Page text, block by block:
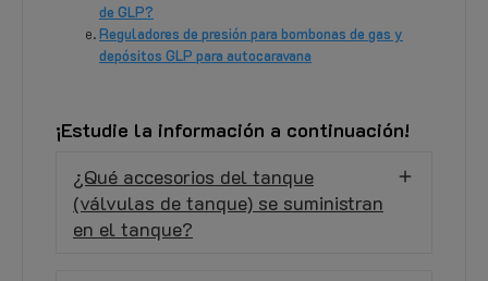
de GLP?
Reguladores de presión para bombonas de gas y
depósitos GLP para autocaravana
¡Estudie la información a continuación!
¿Qué accesorios del tanque
(válvulas de tanque) se suministran
en el tanque?